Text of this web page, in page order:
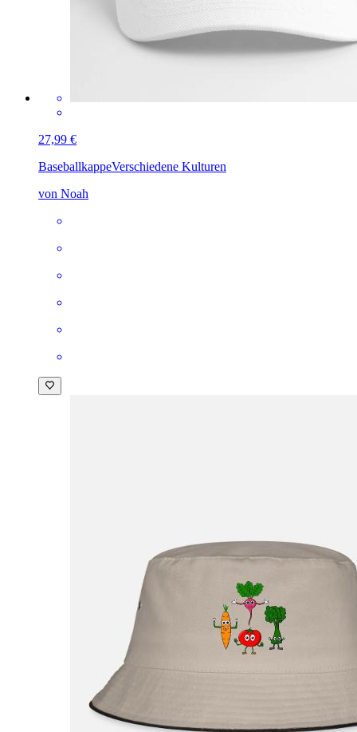
27,99 €
BaseballkappeVerschiedene Kulturen
von Noah